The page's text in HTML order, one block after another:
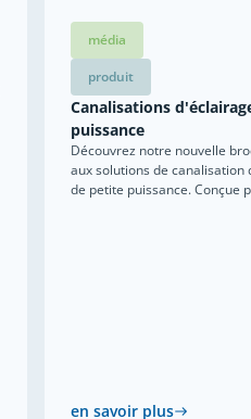
média
produit
Canalisations
puissance
Découvrez notre nouvelle
aux solutions de canalisation
de petite puissance. Conçue
en savoir plus